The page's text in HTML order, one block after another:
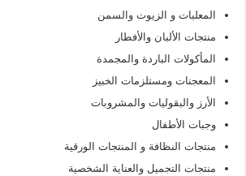
المعلبات و الزيوت والسمن
منتجات الألبان والأفطار
المأكولات الباردة والمجمدة
المعجنات ومستلزمات الخبيز
الأرز والبقوليات والمشروبات
وجبات الأطفال
منتجات النظافة و المنتجات الورقية
منتجات التجميل والعناية الشخصية